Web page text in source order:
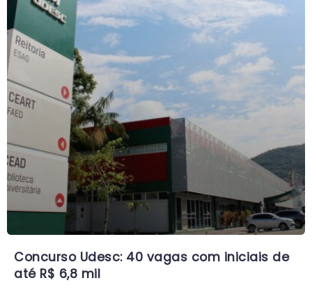
Concurso Udesc: 40 vagas com iniciais de
até R$ 6,8 mil